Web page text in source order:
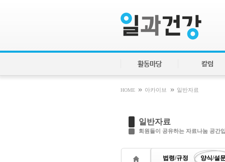
활동마당 칼럼
HOME » 아카이브 » 일반자료
일반자료
회원들이 공유하는 자료나눔 공간
법령/규정 양식/설